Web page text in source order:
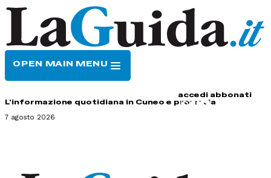
OPEN MAIN MENU
accedi abbonati
L'informazione quotidiana in Cuneo e provincia
7 agosto 2026